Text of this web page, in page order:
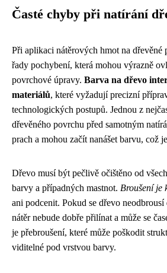
Časté chyby při natírání
Při aplikaci nátěrových hmot na
řady pochybení, která mohou výrazně
povrchové úpravy. Barva na dřevo
materiálů, které vyžadují precizní
technologických postupů. Jednou z
dřevěného povrchu před samotným
prach a mohou začít nanášet barvu, což
Dřevo musí být pečlivě očištěno od
barvy a případných mastnot. Broušení je
ani podcenit. Pokud se dřevo
nátěr nebude dobře přilínat a může se
je přebroušení, které může poškodit
viditelné pod vrstvou barvy.